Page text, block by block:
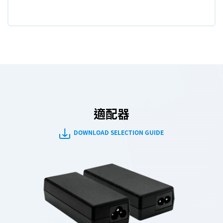
適配器
DOWNLOAD SELECTION GUIDE